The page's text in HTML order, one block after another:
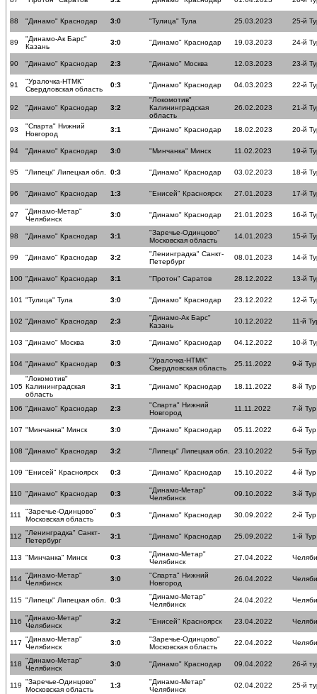
88 "Динамо" Краснодар 3:0 "Тулица" Тула 25.03.2023 25-й
89
"Динамо-Ак Барс"
Казань
3:0 "Динамо" Краснодар 19.03.2023 24-й
90 "Динамо" Краснодар 2:3 "Динамо" Москва 12.03.2023 23-й
91
"Уралочка-НТМК"
Свердловская область
0:3 "Динамо" Краснодар 04.03.2023 22-й
92 "Динамо" Краснодар 3:2
"Локомотив"
Калининградская
область
26.02.2023 21-й
93
"Спарта" Нижний
Новгород
3:1 "Динамо" Краснодар 18.02.2023 20-й
94 "Динамо" Краснодар 3:0 "Минчанка" Минск 11.02.2023 19-й
95 "Липецк" Липецкая обл. 0:3 "Динамо" Краснодар 03.02.2023 18-й
96 "Динамо" Краснодар 1:3 "Енисей" Красноярск 27.01.2023 17-й
97
"Динамо-Метар"
Челябинск
3:0 "Динамо" Краснодар 21.01.2023 16-й
98 "Динамо" Краснодар 3:1
"Заречье-Одинцово"
Московская область
14.01.2023 15-й
99 "Динамо" Краснодар 3:2
"Ленинградка" Санкт-
Петербург
08.01.2023 14-й
100 "Динамо" Краснодар 3:1 "Протон" Саратов 28.12.2022 13-й
101 "Тулица" Тула 3:0 "Динамо" Краснодар 23.12.2022 12-й
102 "Динамо" Краснодар 2:3
"Динамо-Ак Барс"
Казань
10.12.2022 11-й
103 "Динамо" Москва 3:0 "Динамо" Краснодар 04.12.2022 10-й
104 "Динамо" Краснодар 0:3
"Уралочка-НТМК"
Свердловская область
25.11.2022 9-й Тур
105
"Локомотив"
Калининградская
область
3:1 "Динамо" Краснодар 18.11.2022 8-й Тур
106 "Динамо" Краснодар 2:3
"Спарта" Нижний
Новгород
11.11.2022 7-й Тур
107 "Минчанка" Минск 3:0 "Динамо" Краснодар 05.11.2022 6-й Тур
108 "Динамо" Краснодар 3:2 "Липецк" Липецкая обл. 23.10.2022 5-й Тур
109 "Енисей" Красноярск 0:3 "Динамо" Краснодар 15.10.2022 4-й Тур
110 "Динамо" Краснодар 0:3
"Динамо-Метар"
Челябинск
09.10.2022 3-й Тур
111
"Заречье-Одинцово"
Московская область
0:3 "Динамо" Краснодар 30.09.2022 2-й Тур
112 "Ленинградка" Санкт-
Петербург
3:1 "Динамо" Краснодар 25.09.2022 1-й Тур
113 "Минчанка" Минск 0:3
"Динамо-Метар"
Челябинск
27.04.2022
114 "Динамо-Метар"
Челябинск
3:0
"Спарта" Нижний
Новгород
26.04.2022
115 "Липецк" Липецкая обл. 0:3
"Динамо-Метар"
Челябинск
24.04.2022
116 "Динамо-Метар"
Челябинск
3:2 "Енисей" Красноярск 23.04.2022
117 "Динамо-Метар"
Челябинск
3:0
"Заречье-Одинцово"
Московская область
22.04.2022
118 "Динамо-Метар"
Челябинск
3:0 "Динамо" Краснодар 09.04.2022 26-й
119 "Заречье-Одинцово"
Московская область
1:3
"Динамо-Метар"
Челябинск
02.04.2022 25-й